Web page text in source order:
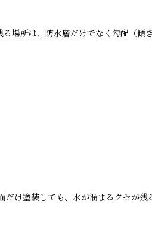
場所は、防水層だけでなく勾配（傾
け塗装しても、水が溜まるクセが